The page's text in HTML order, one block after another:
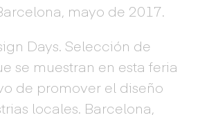
mayo de 2017.
Days. Selección de
se muestran en esta feria
de promover el diseño
locales. Barcelona,